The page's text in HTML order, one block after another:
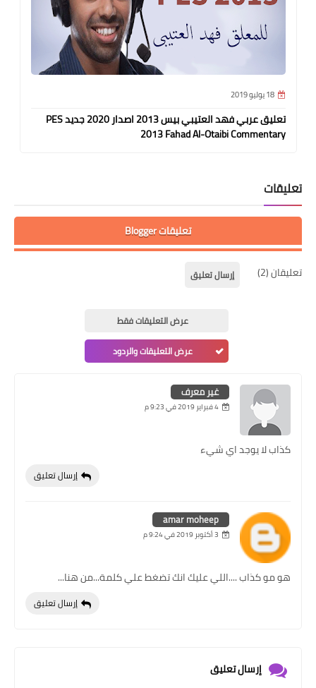
18 يوليو 2019
تعليق عربي فهد العتيبي بيس 2013 اصدار 2020 جديد PES
2013 Fahad Al-Otaibi Commentary
تعليقات
تعليقات Blogger
تعليقان (2) إرسال تعليق
عرض التعليقات فقط
عرض التعليقات والردود
غير معرف
4 فبراير 2019 في 9:23 م
كذاب لا يوجد اي شيء
إرسال تعليق
amar moheep
3 أكتوبر 2019 في 9:24 م
هو مو كذاب ....اللي عليك انك تضغط علي كلمة...من هنا...
إرسال تعليق
إرسال تعليق